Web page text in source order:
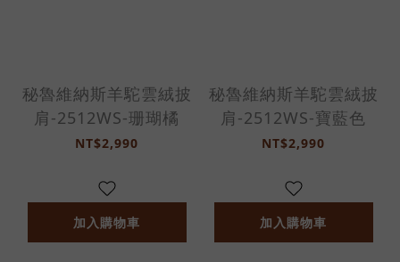
秘魯維納斯羊駝雲絨披
肩-2512WS-珊瑚橘
NT$2,990
加入購物車
秘魯維納斯羊駝雲絨披
肩-2512WS-寶藍色
NT$2,990
加入購物車